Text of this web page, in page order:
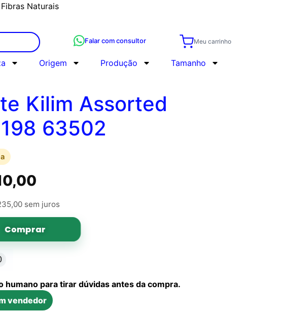
Naturais
Meu carrinho
Falar com consultor
Origem Produção
Tamanho
Kilim Assorted
63502
sem juros
Comprar
humano para tirar dúvidas antes da compra.
vendedor